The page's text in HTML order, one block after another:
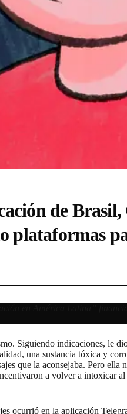
de
plataformas
Siguiendo indicaciones, le
una sustancia tóxica y
que la aconsejaba. Pero
a volver a intoxicar
ocurrió en la aplicación